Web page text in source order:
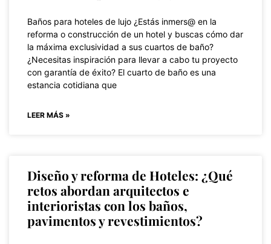
Baños para hoteles de lujo ¿Estás inmers@ en la
reforma o construcción de un hotel y buscas cómo dar
la máxima exclusividad a sus cuartos de baño?
¿Necesitas inspiración para llevar a cabo tu proyecto
con garantía de éxito? El cuarto de baño es una
estancia cotidiana que
LEER MÁS »
Diseño y reforma de Hoteles: ¿Qué
retos abordan arquitectos e
interioristas con los baños,
pavimentos y revestimientos?